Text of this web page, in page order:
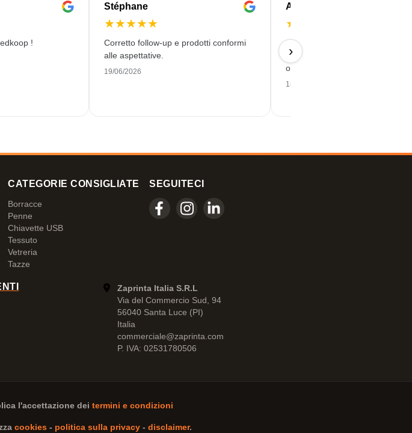
!
Stéphane
★★★★★
Corretto follow-up e prodotti conformi
alle aspettative.
19/06/2026
Anne-Marie
★
Ordine semplice, buon prezzo e
consegna puntuale con una
ottima qualità!
18/06/2026
›
CATEGORIE CONSIGLIATE
Borracce
Penne
Chiavette USB
Tessuto
Vetreria
Tazze
SEGUITECI
Zaprinta Italia S.R.L
Via del Commercio Sud, 94
56040 Santa Luce (PI)
Italia
commerciale@zaprinta.com
P. IVA: 02531780506
l'accettazione dei termini e condizioni
cookies- politica sulla privacy- disclaimer.